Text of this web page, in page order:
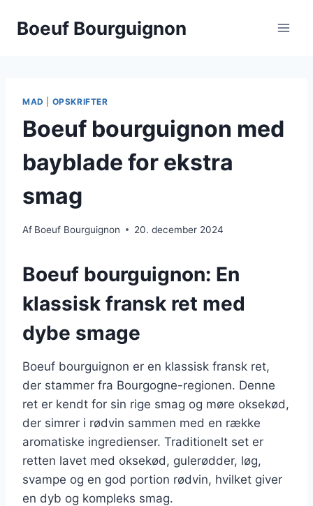
Boeuf Bourguignon
MAD OPSKRIFTER
Boeuf bourguignon med
bayblade for ekstra
smag
Af Boeuf Bourguignon 20. december 2024
Boeuf bourguignon: En
klassisk fransk ret med
dybe smage
Boeuf bourguignon er en klassisk fransk ret,
der stammer fra Bourgogne-regionen. Denne
ret er kendt for sin rige smag og møre oksekød,
der simrer i rødvin sammen med en række
aromatiske ingredienser. Traditionelt set er
retten lavet med oksekød, gulerødder, løg,
svampe og en god portion rødvin, hvilket giver
en dyb og kompleks smag.